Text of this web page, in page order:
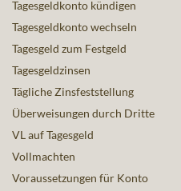
Tagesgeldkonto kündigen
Tagesgeldkonto wechseln
Tagesgeld zum Festgeld
Tagesgeldzinsen
Tägliche Zinsfeststellung
Überweisungen durch Dritte
VL auf Tagesgeld
Vollmachten
Voraussetzungen für Konto